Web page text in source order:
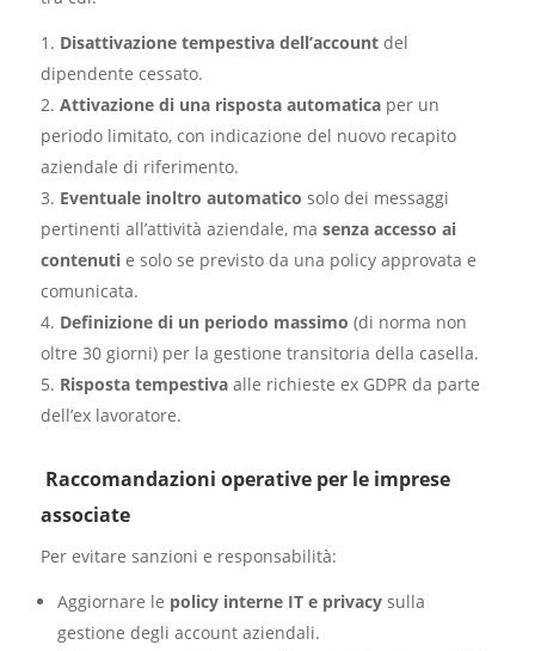
Disattivazione tempestiva dell’accountdel
dipendente cessato.
Attivazione di una risposta automaticaper un
periodo limitato, con indicazione del nuovo recapito
aziendale di riferimento.
Eventuale inoltro automatico solo dei messaggi
pertinenti all’attività aziendale, ma senza accesso ai
contenutie solo se previsto da una policy approvata e
comunicata.
Definizione di un periodo massimo (di norma non
oltre 30 giorni) per la gestione transitoria della casella.
Risposta tempestivaalle richieste ex GDPR da parte
dell’ex lavoratore.
Raccomandazioni operative per le imprese
associate
Per evitare sanzioni e responsabilità:
Aggiornare le policy interne IT e privacysulla
gestione degli account aziendali.